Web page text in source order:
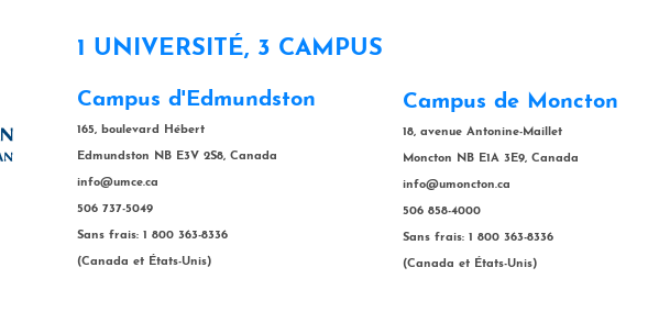
1 UNIVERSITÉ, 3 CAMPUS
Campus d'Edmundston
165, boulevard Hébert
Edmundston NB E3V 2S8, Canada
info@umce.ca
506 737-5049
Sans frais: 1 800 363-8336
(Canada et États-Unis)
Campus de Moncton
18, avenue Antonine-Maillet
Moncton NB E1A 3E9, Canada
info@umoncton.ca
506 858-4000
Sans frais: 1 800 363-8336
(Canada et États-Unis)